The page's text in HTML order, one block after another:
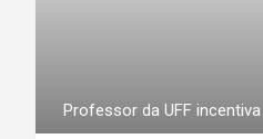
Professor da UFF